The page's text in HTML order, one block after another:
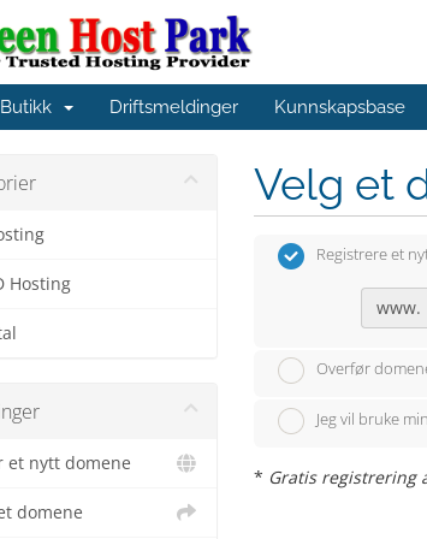
Butikk Driftsmeldinger Kunnskapsbase
Hosting
et nytt domene
domene
Velg et
Registrere et
www.
Overfør
Jeg vil bruke
* Gratis registrering